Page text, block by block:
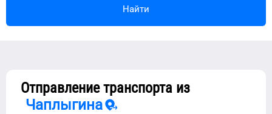
Найти
Отправление транспорта из
Чаплыгина